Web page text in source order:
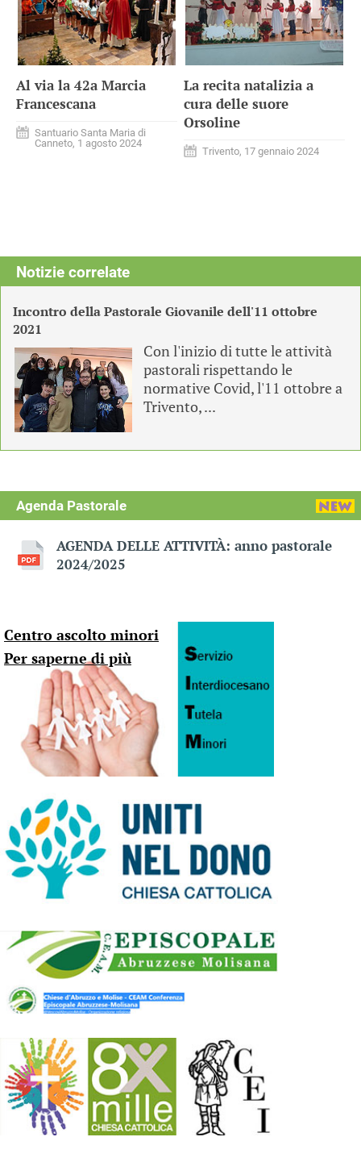
Al via la 42a Marcia
Francescana
Santuario Santa Maria di
Canneto, 1 agosto 2024
La recita natalizia a
cura delle suore
Orsoline
Trivento, 17 gennaio 2024
Notizie correlate
Incontro della Pastorale Giovanile dell'11 ottobre
2021
Con l'inizio di tutte le attività
pastorali rispettando le
normative Covid, l'11 ottobre a
Trivento, ...
Agenda Pastorale
AGENDA DELLE ATTIVITÀ: anno pastorale
2024/2025
Centro ascolto minori
Per saperne di più